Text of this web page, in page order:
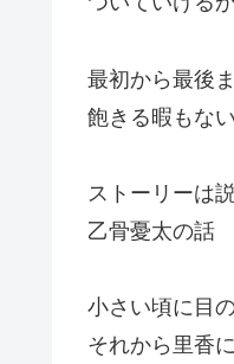
最初から最後
飽きる暇もな
ストーリーは
乙骨憂太の話
小さい頃に目
それから里香